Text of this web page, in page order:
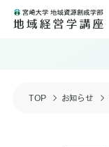
TOP お知らせ